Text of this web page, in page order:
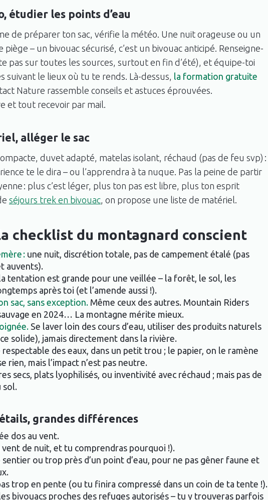
étudier les points d’eau
de préparer ton sac, vérifie la météo. Une nuit orageuse ou un
– un bivouac sécurisé, c’est un bivouac anticipé. Renseigne-
pas sur toutes les sources, surtout en fin d’été), et équipe-toi
suivant le lieux où tu te rends. Là-dessus, la formation gratuite
Nature rassemble conseils et astuces éprouvées.
et tout recevoir par mail.
alléger le sac
duvet adapté, matelas isolant, réchaud (pas de feu svp) :
te le dira – ou l’apprendra à ta nuque. Pas la peine de partir
: plus c’est léger, plus ton pas est libre, plus ton esprit
séjours trek en bivouac, on propose une liste de matériel.
checklist du montagnard conscient
: une nuit, discrétion totale, pas de campement étalé (pas
auvents).
tentation est grande pour une veillée – la forêt, le sol, les
après toi (et l’amende aussi !).
sac, sans exception. Même ceux des autres. Mountain Riders
en 2024… La montagne mérite mieux.
Se laver loin des cours d’eau, utiliser des produits naturels
solide), jamais directement dans la rivière.
respectable des eaux, dans un petit trou ; le papier, on le ramène
rien, mais l’impact n’est pas neutre.
secs, plats lyophilisés, ou inventivité avec réchaud ; mais pas de
sol.
grandes différences
dos au vent.
de nuit, et tu comprendras pourquoi !).
sentier ou trop près d’un point d’eau, pour ne pas gêner faune et
trop en pente (ou tu finira compressé dans un coin de ta tente !).
bivouacs proches des refuges autorisés – tu y trouveras parfois